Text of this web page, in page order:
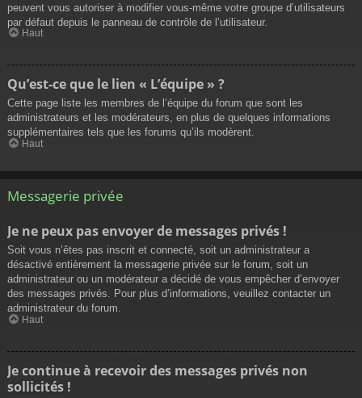
peuvent vous autoriser à modifier vous-même votre groupe d’utilisateurs
par défaut depuis le panneau de contrôle de l’utilisateur.
Haut
Qu’est-ce que le lien « L’équipe » ?
Cette page liste les membres de l’équipe du forum que sont les
administrateurs et les modérateurs, en plus de quelques informations
supplémentaires tels que les forums qu’ils modèrent.
Haut
Messagerie privée
Je ne peux pas envoyer de messages privés !
Soit vous n’êtes pas inscrit et connecté, soit un administrateur a
désactivé entièrement la messagerie privée sur le forum, soit un
administrateur ou un modérateur a décidé de vous empêcher d’envoyer
des messages privés. Pour plus d’informations, veuillez contacter un
administrateur du forum.
Haut
Je continue à recevoir des messages privés non
sollicités !